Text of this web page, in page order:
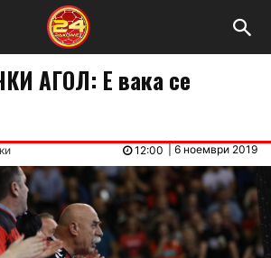
АГОЛ: Е вака се
6 ноември 2019
12:00